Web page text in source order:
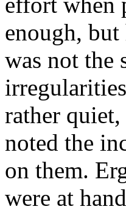
enough,
was not the
rather
noted the
on them.
were at